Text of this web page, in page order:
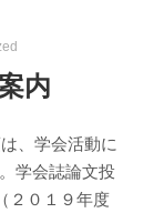
内
、学会活動に
学会誌論文投
２０１９年度